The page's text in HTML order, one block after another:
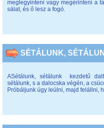
meglegyinteni vagy megérinteni a
sálat, és ő lesz a fogó.
SÉTÁLUNK,
ASétálunk, sétálunk kezdetű
sétálunk, s a dalocska végén, a
Próbáljunk úgy leülni, majd felállni,